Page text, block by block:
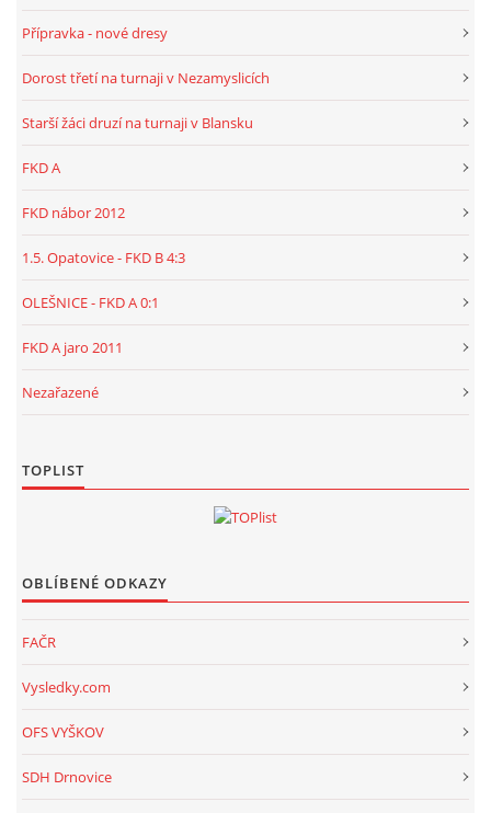
Přípravka - nové dresy
Dorost třetí na turnaji v Nezamyslicích
Starší žáci druzí na turnaji v Blansku
FKD A
FKD nábor 2012
1.5. Opatovice - FKD B 4:3
OLEŠNICE - FKD A 0:1
FKD A jaro 2011
Nezařazené
TOPLIST
OBLÍBENÉ ODKAZY
FAČR
Vysledky.com
OFS VYŠKOV
SDH Drnovice